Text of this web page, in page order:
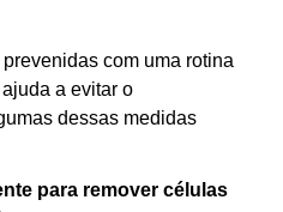
com uma rotina
a evitar o
dessas medidas
para remover células